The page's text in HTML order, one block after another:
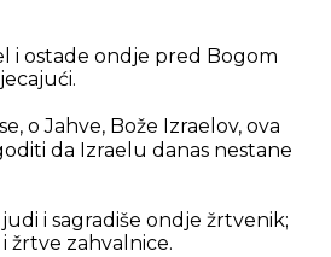
i ostade ondje pred Bogom
o Jahve, Bože Izraelov, ova
da Izraelu danas nestane
i sagradiše ondje žrtvenik;
žrtve zahvalnice.